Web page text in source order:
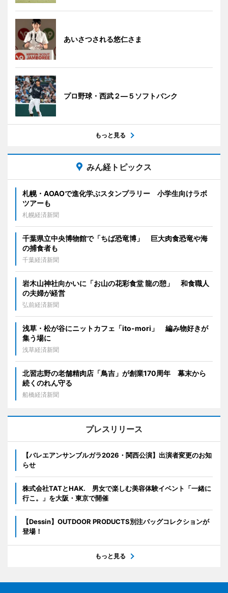
あいさつされる悠仁さま
プロ野球・西武２―５ソフトバンク
もっと見る
みん経トピックス
札幌・AOAOで進化学ぶスタンプラリー 小学生向けラボ
ツアーも
札幌経済新聞
千葉県立中央博物館で「ちば恐竜博」 巨大肉食恐竜や海
の捕食者も
千葉経済新聞
岩木山神社向かいに「お山の花彩食堂 龍の憩」 和食職人
の夫婦が経営
弘前経済新聞
浅草・松が谷にニットカフェ「ito-mori」 編み物好きが
集う場に
浅草経済新聞
北習志野の老舗精肉店「鳥吉」が創業170周年 幕末から
続くのれん守る
船橋経済新聞
プレスリリース
【バレエアンサンブルガラ2026・関西公演】出演者変更のお知
らせ
株式会社TATとHAK. 男女で楽しむ美容体験イベント「一緒に
行こ。」を大阪・東京で開催
【Dessin】OUTDOOR PRODUCTS別注バッグコレクションが
登場！
もっと見る